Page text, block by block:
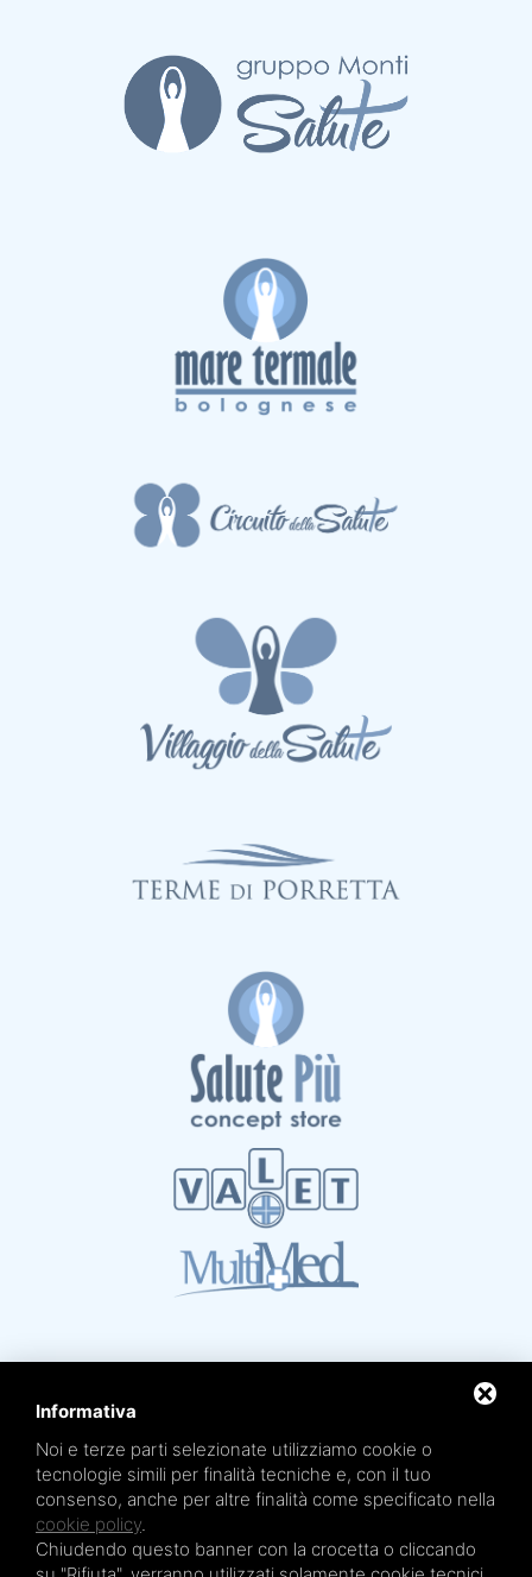
Mare Termale Bolognese e
Circuito della Salute +
sono un marchio diTRE EFFE s.r.l.
Sede legale e amministrativa: Via Irnerio 12/2 - 40126 Bologna - Tel/fax 051.4210046
Cod.Fisc e P.IVA 04045610377 - R.E.A. BO n. 334452 - R.I. BO n. 56601 - Cap. Soc.
€ 20.000,00 i.v.
Terme San Petronio - Antalgik - Bodi
Informativa
Noi e terze parti selezionate utilizziamo cookie o
tecnologie simili per finalità tecniche e, con il tuo
consenso, anche per altre finalità come specificato nella
cookie policy.
Chiudendo questo banner con la crocetta o cliccando